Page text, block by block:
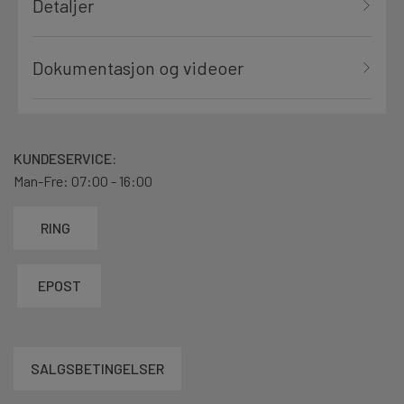
Detaljer
Dokumentasjon og videoer
KUNDESERVICE:
Man-Fre: 07:00 - 16:00
RING
EPOST
SALGSBETINGELSER